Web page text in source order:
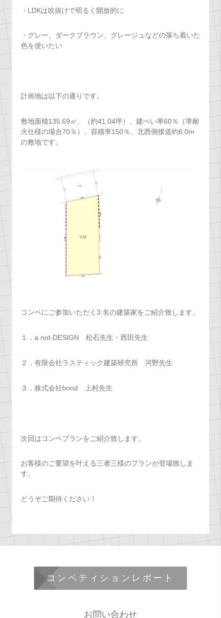
・LDKは吹抜けで明るく開放的に
・グレー、ダークブラウン、グレージュなどの落ち着いた
色を使いたい
計画地は以下の通りです。
敷地面積135.69㎡、（約41.04坪）、建ぺい率60％（準耐
火仕様の場合70％）、容積率150％、北西側接道約6.0m
の敷地です。
コンペにご参加いただく3 名の建築家をご紹介致します。
１．a not-DESIGN 松石先生・西田先生
２．有限会社ラスティック建築研究所 河野先生
３．株式会社bond 上村先生
次回はコンペプランをご紹介致します。
お客様のご要望を叶える三者三様のプランが登場致しま
す。
どうぞご期待ください！
コンペティションレポート
お問い合わせ